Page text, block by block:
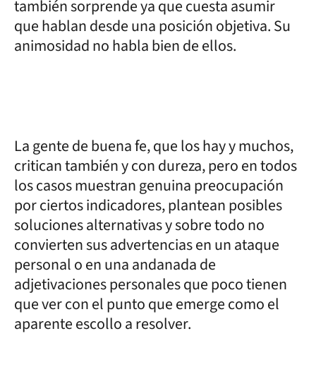
también sorprende ya que cuesta asumir
que hablan desde una posición objetiva. Su
animosidad no habla bien de ellos.
La gente de buena fe, que los hay y muchos,
critican también y con dureza, pero en todos
los casos muestran genuina preocupación
por ciertos indicadores, plantean posibles
soluciones alternativas y sobre todo no
convierten sus advertencias en un ataque
personal o en una andanada de
adjetivaciones personales que poco tienen
que ver con el punto que emerge como el
aparente escollo a resolver.